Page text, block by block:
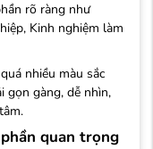
rõ ràng như
Kinh nghiệm làm
nhiều màu sắc
gọn gàng, dễ nhìn,
quan trọng